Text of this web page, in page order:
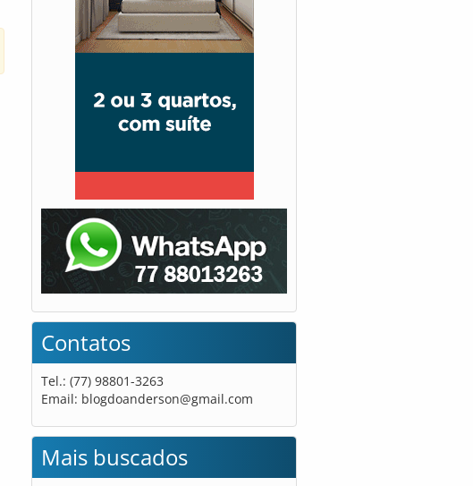
Contatos
Tel.: (77) 98801-3263
Email: blogdoanderson@gmail.com
Mais buscados